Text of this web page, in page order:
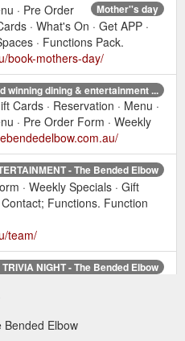
Mother''s day
· Pre Order
· What's On · Get APP ·
· Functions Pack.
book-mothers-day/
winning dining & entertainment ...
Cards · Reservation · Menu ·
· Pre Order Form · Weekly
- The Bended Elbow
· Weekly Specials · Gift
Contact; Functions. Function
team/
NIGHT - The Bended Elbow
· Contact; Functions.
of-thrones-trivia-night/
Elbow